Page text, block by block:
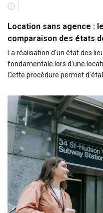
Location sans agence :
comparaison des états
La réalisation d'un état des
fondamentale lors d'une
Cette procédure permet